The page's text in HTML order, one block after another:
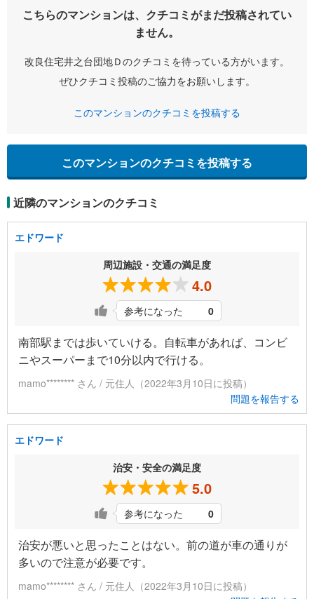
こちらのマンションは、クチコミがまだ投稿されてい
ません。
改良住宅井之台団地Ｄのクチコミを待っている方がいます。
ぜひクチコミ投稿のご協力をお願いします。
このマンションのクチコミを投稿する
このマンションのクチコミを投稿する
近隣のマンションのクチコミ
エドワード
周辺施設・交通の満足度
4.0
参考になった 0
南部駅までは歩いていける。自転車があれば、コンビ
ニやスーパーまで10分以内で行ける。
mamo******** さん / 元住人（2022年3月10日に投稿）
問題を報告する
エドワード
治安・安全の満足度
5.0
参考になった 0
治安が悪いと思ったことはない。前の道が車の通りが
多いので注意が必要です。
mamo******** さん / 元住人（2022年3月10日に投稿）